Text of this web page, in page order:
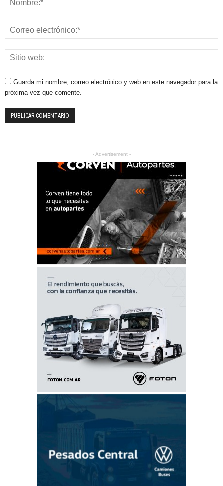
Guarda mi nombre, correo electrónico y web en este navegador para la
próxima vez que comente.
- Advertisement -